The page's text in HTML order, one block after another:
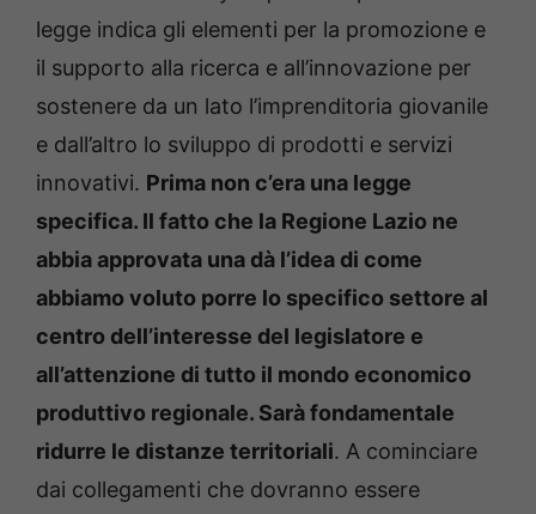
legge indica gli elementi per la promozione e
il supporto alla ricerca e all’innovazione per
sostenere da un lato l’imprenditoria giovanile
e dall’altro lo sviluppo di prodotti e servizi
innovativi. Prima non c’era una legge
specifica. Il fatto che la Regione Lazio ne
abbia approvata una dà l’idea di come
abbiamo voluto porre lo specifico settore al
centro dell’interesse del legislatore e
all’attenzione di tutto il mondo economico
produttivo regionale. Sarà fondamentale
ridurre le distanze territoriali. A cominciare
dai collegamenti che dovranno essere